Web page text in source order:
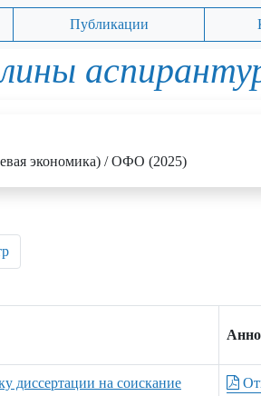
Публикации
экономика) / ОФО (2025)
диссертации на соискание